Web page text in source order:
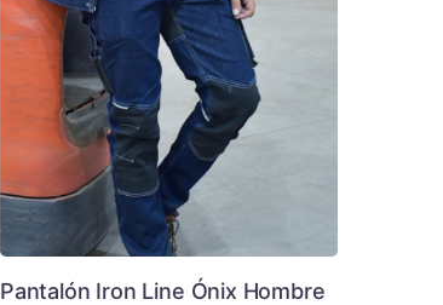
Pantalón Iron Line Ónix Hombre